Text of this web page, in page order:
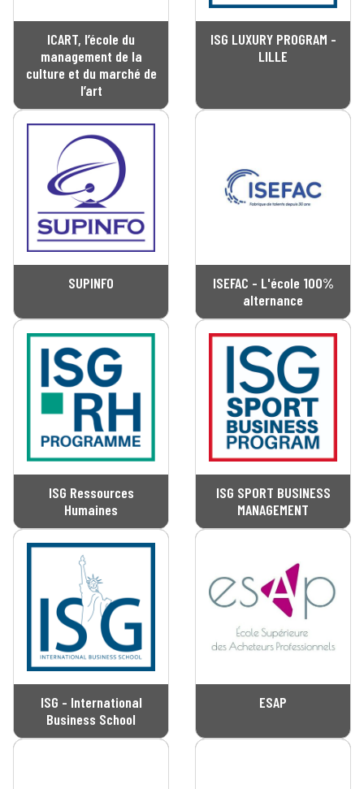
ICART, l’école du
management de la
culture et du marché de
l’art
ISG LUXURY PROGRAM -
LILLE
SUPINFO
ISEFAC - L'école 100%
alternance
ISG Ressources
Humaines
ISG SPORT BUSINESS
MANAGEMENT
ISG - International
Business School
ESAP